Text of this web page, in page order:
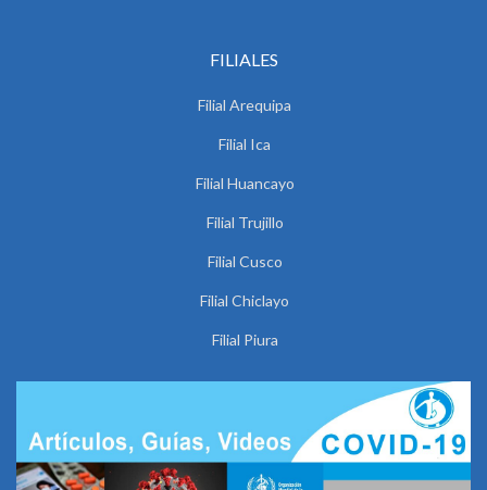
FILIALES
Filial Arequipa
Filial Ica
Filial Huancayo
Filial Trujillo
Filial Cusco
Filial Chiclayo
Filial Piura